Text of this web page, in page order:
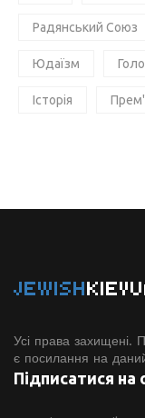
Радянський Союз
Юдаїзм
Історія
JEWISH
Усі права захищені.
є посилання на
Підписатися на